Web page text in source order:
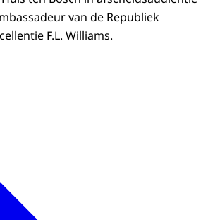
van de Republiek
F.L. Williams.